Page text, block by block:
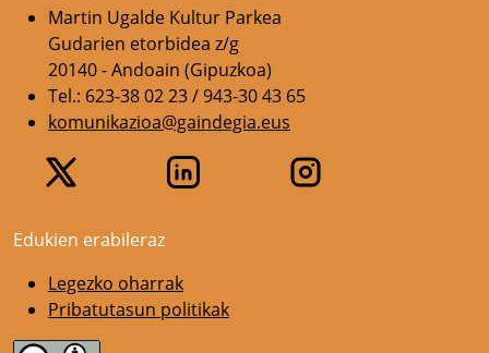
Martin Ugalde Kultur Parkea
Gudarien etorbidea z/g
20140 - Andoain (Gipuzkoa)
Tel.: 623-38 02 23 / 943-30 43 65
komunikazioa@gaindegia.eus
Edukien erabileraz
Legezko oharrak
Pribatutasun politikak